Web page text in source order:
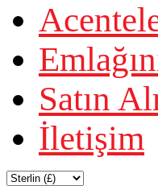
Satın
İletişim